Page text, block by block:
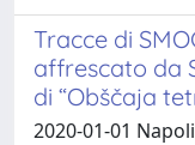
Tracce di
affrescato da
di “Obščaja
2020-01-01